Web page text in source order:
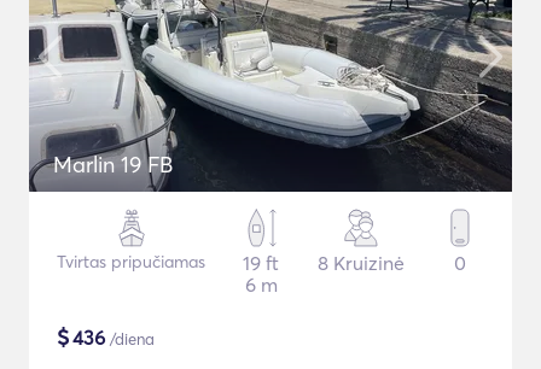
Marlin 19 FB
Tvirtas pripučiamas
19 ft
6 m
8 Kruizinė 0
$436 /diena